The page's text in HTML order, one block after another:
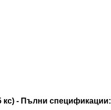
кс) - Пълни спецификации: